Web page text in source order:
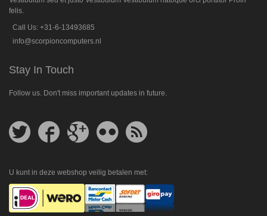
felis.
Call Us: +31-6-13493685
info@scorpioncomputers.nl
Stay In Touch
Follow us. Don't miss important updates in future.
Follow
us
Follow
us
Follow
us
Plus
Follow
us
feed
U kunt in deze webshop veilig betalen met: